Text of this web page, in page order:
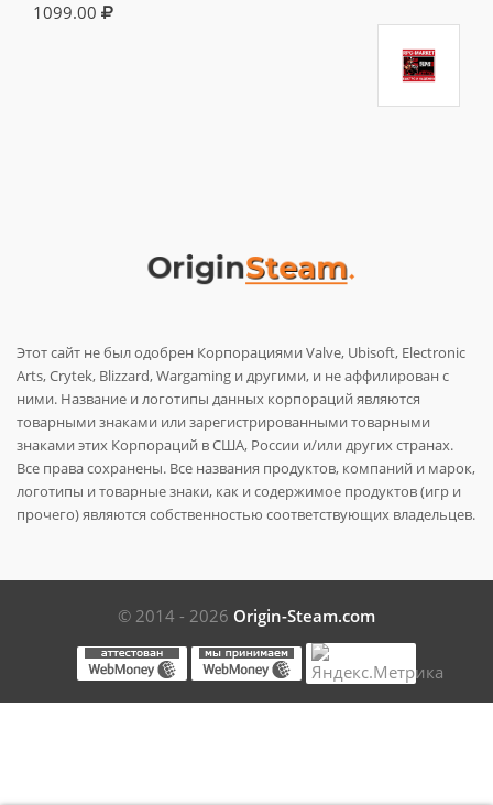
1099.00
Этот сайт не был одобрен Корпорациями Valve, Ubisoft, Electronic
Arts, Crytek, Blizzard, Wargaming и другими, и не аффилирован с
ними. Название и логотипы данных корпораций являются
товарными знаками или зарегистрированными товарными
знаками этих Корпораций в США, России и/или других странах.
Все права сохранены. Все названия продуктов, компаний и марок,
логотипы и товарные знаки, как и содержимое продуктов (игр и
прочего) являются собственностью соответствующих владельцев.
© 2014 - 2026 Origin-Steam.com